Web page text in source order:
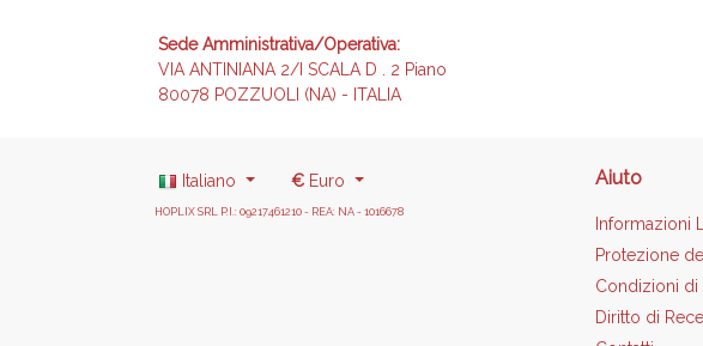
Sede Amministrativa/Operativa:
VIA ANTINIANA 2/I SCALA D . 2 Piano
80078 POZZUOLI (NA) - ITALIA
Italiano €Euro
HOPLIX SRL P.I.: 09217461210 - REA: NA - 1016678
Aiuto
Informazioni
Protezione
Condizioni di
Diritto di